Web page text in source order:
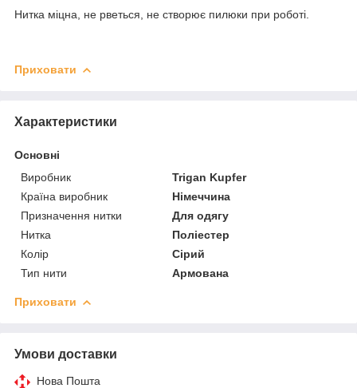
Нитка міцна, не рветься, не створює пилюки при роботі.
Приховати
Характеристики
Основні
Виробник
Trigan Kupfer
Країна виробник
Німеччина
Призначення нитки
Для одягу
Нитка
Поліестер
Колір
Сірий
Тип нити
Армована
Приховати
Умови доставки
Нова Пошта